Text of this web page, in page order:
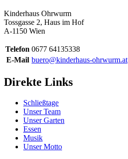
Kinderhaus Ohrwurm
Tossgasse 2, Haus im Hof
A-1150 Wien
Telefon 0677 64135338
E-Mail buero@kinderhaus-ohrwurm.at
Direkte Links
Schließtage
Unser Team
Unser Garten
Essen
Musik
Unser Motto